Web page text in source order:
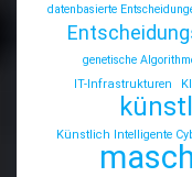
datenbasierte
genetische
IT-Infrastrukturen
Künstlich Intelligente